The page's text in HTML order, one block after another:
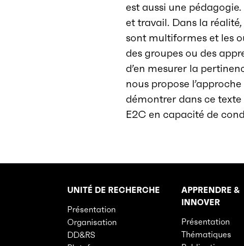
est aussi une
et travail. Dans la
sont multiformes et les
des groupes ou des
d’en mesurer la
nous propose
démontrer dans ce
E2C en capacité de
Rubriques principales du site
UNITÉ DE RECHERCHE
Présentation
Organisation
DD&RS
APPRENDRE &
INNOVER
Présentation
Thématiques